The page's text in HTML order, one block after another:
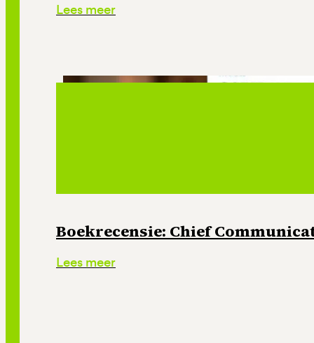
Lees meer
Boekrecensie: Chief
Lees meer